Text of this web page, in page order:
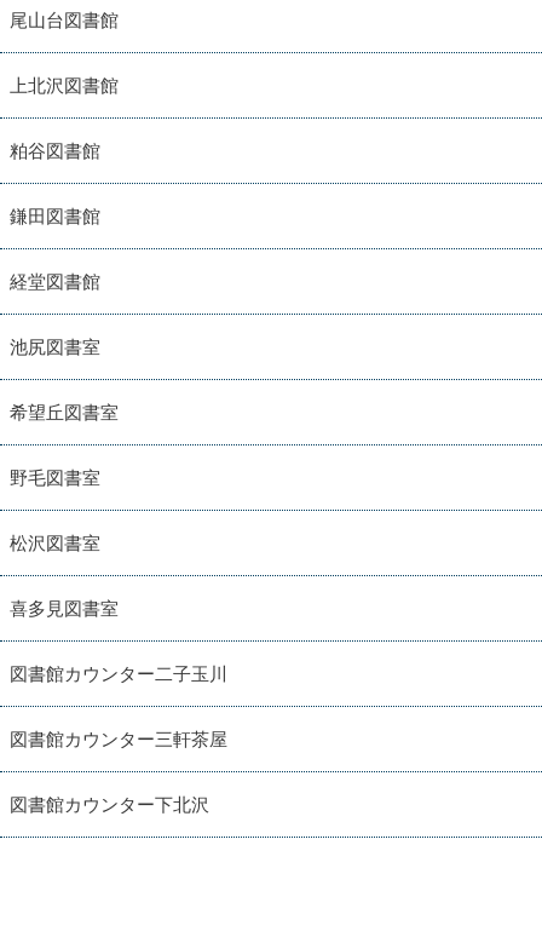
尾山台図書館
上北沢図書館
粕谷図書館
鎌田図書館
経堂図書館
池尻図書室
希望丘図書室
野毛図書室
松沢図書室
喜多見図書室
図書館カウンター二子玉川
図書館カウンター三軒茶屋
図書館カウンター下北沢